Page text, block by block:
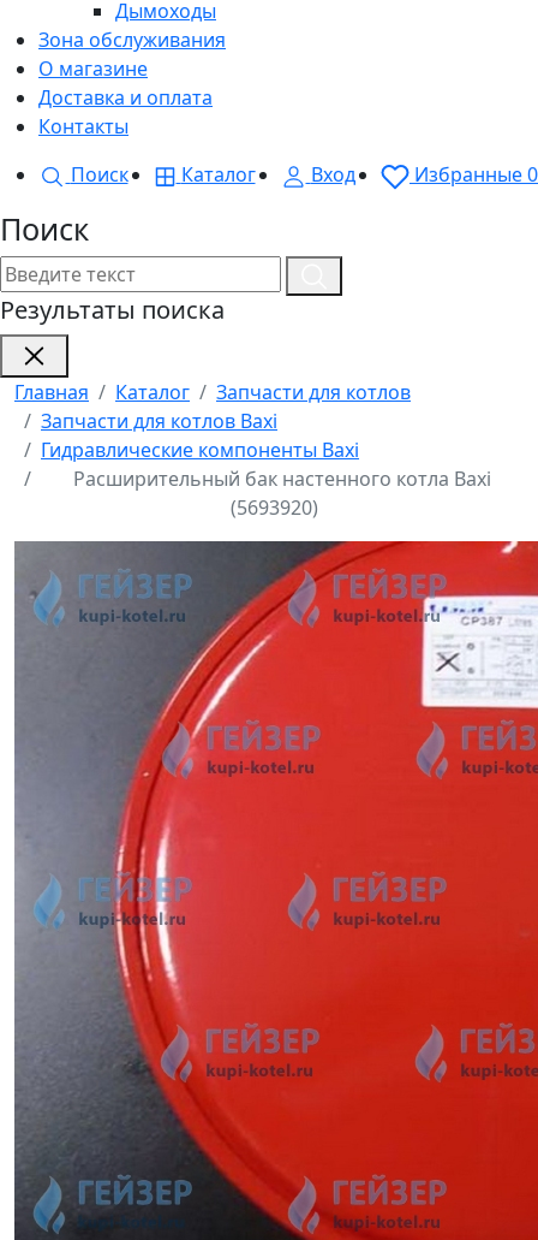
Дымоходы
Зона обслуживания
О магазине
Доставка и оплата
Контакты
Поиск
Каталог Вход Избранные0
Поиск
Результаты поиска
Главная Каталог
Запчасти для котлов
Запчасти для котлов Baxi
Гидравлические компоненты Baxi
Расширительный бак настенного котла Baxi
(5693920)